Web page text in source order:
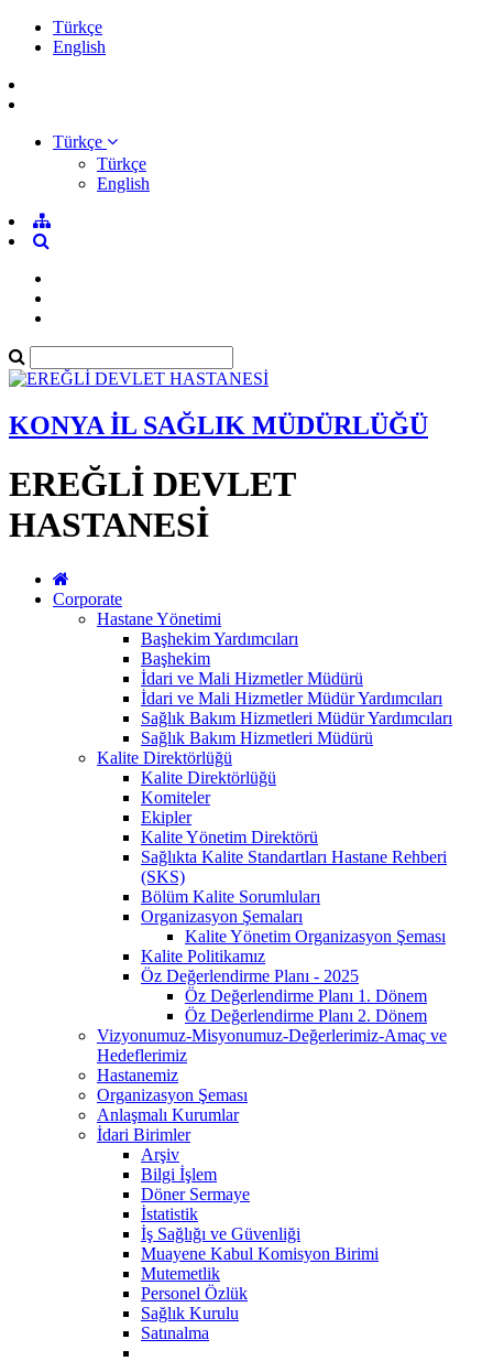
Türkçe
English
Türkçe
Türkçe
English
KONYA İL SAĞLIK MÜDÜRLÜĞÜ
EREĞLİ DEVLET
HASTANESİ
Corporate
Hastane Yönetimi
Başhekim Yardımcıları
Başhekim
İdari ve Mali Hizmetler Müdürü
İdari ve Mali Hizmetler Müdür Yardımcıları
Sağlık Bakım Hizmetleri Müdür Yardımcıları
Sağlık Bakım Hizmetleri Müdürü
Kalite Direktörlüğü
Kalite Direktörlüğü
Komiteler
Ekipler
Kalite Yönetim Direktörü
Sağlıkta Kalite Standartları Hastane Rehberi
(SKS)
Bölüm Kalite Sorumluları
Organizasyon Şemaları
Kalite Yönetim Organizasyon Şeması
Kalite Politikamız
Öz Değerlendirme Planı - 2025
Öz Değerlendirme Planı 1. Dönem
Öz Değerlendirme Planı 2. Dönem
Vizyonumuz-Misyonumuz-Değerlerimiz-Amaç ve
Hedeflerimiz
Hastanemiz
Organizasyon Şeması
Anlaşmalı Kurumlar
İdari Birimler
Arşiv
Bilgi İşlem
Döner Sermaye
İstatistik
İş Sağlığı ve Güvenliği
Muayene Kabul Komisyon Birimi
Mutemetlik
Personel Özlük
Sağlık Kurulu
Satınalma